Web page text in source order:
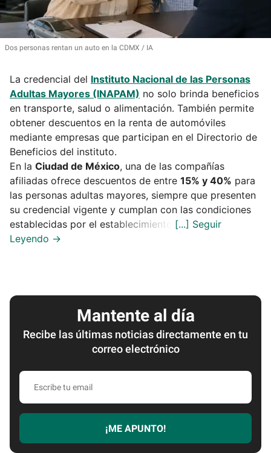
Dos personas rentan un auto en la CDMX IA
La credencial del Instituto Nacional de las Personas
Adultas Mayores (INAPAM) no solo brinda beneficios
en transporte, salud o alimentación. También permite
obtener descuentos en la renta de automóviles
mediante empresas que participan en el Directorio de
Beneficios del instituto.
En la Ciudad de México, una de las compañías
afiliadas ofrece descuentos de entre 15% y 40% para
las personas adultas mayores, siempre que presenten
su credencial vigente y cumplan con las condiciones
establecidas por el establecimiento.
Mantente al día
Recibe las últimas noticias directamente en tu
correo electrónico
Escribe
email
¡ME APUNTO!